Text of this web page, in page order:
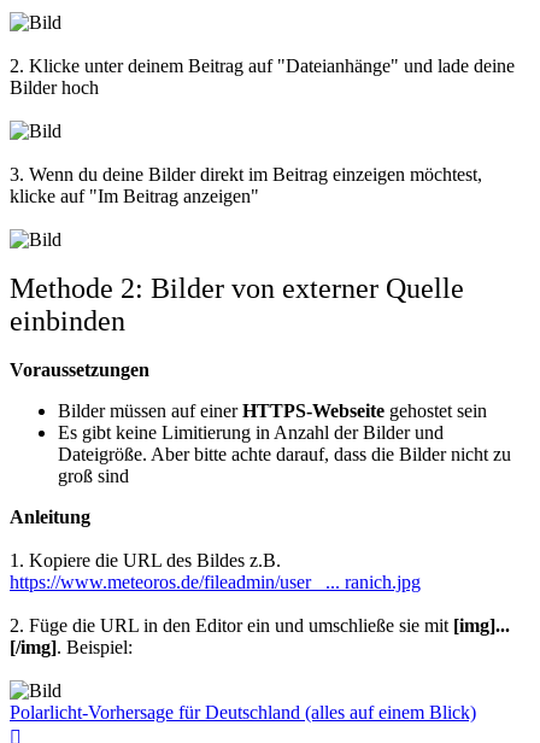
2. Klicke unter deinem Beitrag auf "Dateianhänge" und lade deine
Bilder hoch
3. Wenn du deine Bilder direkt im Beitrag einzeigen möchtest,
klicke auf "Im Beitrag anzeigen"
Methode 2: Bilder von externer Quelle
einbinden
Voraussetzungen
Bilder müssen auf einerHTTPS-Webseite gehostet sein
Es gibt keine Limitierung in Anzahl der Bilder und
Dateigröße. Aber bitte achte darauf, dass die Bilder nicht zu
groß sind
Anleitung
1. Kopiere die URL des Bildes z.B.
https://www.meteoros.de/fileadmin/user_ ... ranich.jpg
2. Füge die URL in den Editor ein und umschließe sie mit [img]...
[/img]. Beispiel:
Polarlicht-Vorhersage für Deutschland (alles auf einem Blick)